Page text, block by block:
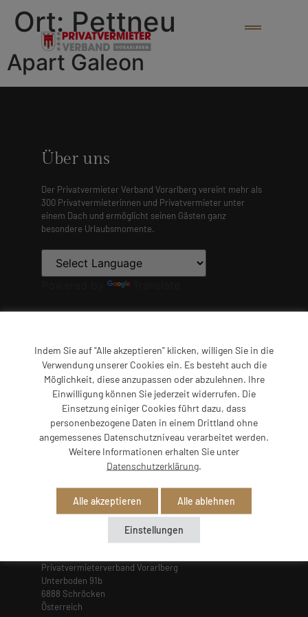
Ort: Pettneu
Apart Galeon
Über uns
Der Privatvermieter Verband Vorarlberg vereint mehr als
300 Privatvermieterinnen und Privatvermieter unter
einem Dach und ermöglicht seinen Gästen ganz
besondere Urlaubsmomente.
Entdecken
Home
Verband
Gastgeber
Regionen
Privatvermieterverband Vorarlberg
Unterboden 91b
6888 Schröcken
Österreich
Indem Sie auf "Alle akzeptieren" klicken, willigen Sie in die
Verwendung unserer Cookies ein. Es besteht auch die
Möglichkeit, diese anzupassen oder abzulehnen. Ihre
Einwilligung können Sie jederzeit widerrufen. Die
Einsetzung einiger Cookies führt dazu, dass
personenbezogene Daten in einem Drittland ohne
angemessenes Datenschutzniveau verarbeitet werden.
Weitere Informationen erhalten Sie unter
Datenschutzerklärung
Alle akzeptieren Alle ablehnen
Einstellungen